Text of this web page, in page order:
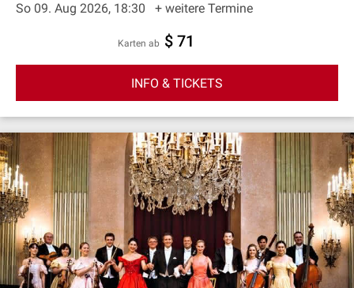
So 09. Aug 2026, 18:30
+ weitere Termine
Karten ab $ 71
INFO & TICKETS